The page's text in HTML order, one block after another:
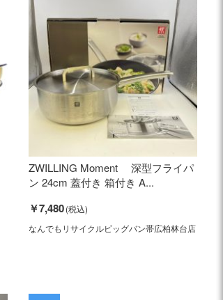
ZWILLING Moment 深型フライパ
ン 24cm 蓋付き 箱付き A...
￥7,480
なんでもリサイクルビッグバン帯広柏林台店